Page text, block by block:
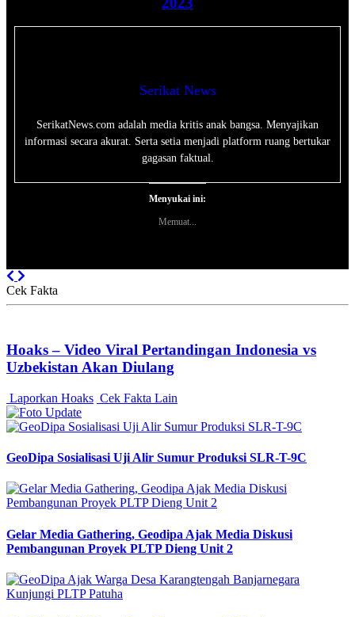
Serikat News
SerikatNews.com adalah media kritis anak bangsa. Menyajikan
informasi secara akurat. Serta setia menjadi platform ruang bertukar
gagasan faktual.
Menyukai ini:
Memuat...
Previous
Cek Fakta
Hoaks – Video Viral Pertandingan Indonesia vs
Uzbekistan Akan Diulang
Laporkan Hoaks Cek Fakta Lain
GeoDipa Sosialisasi Uji Alir Sumur Produksi SLR-T-9C
Gelar Media Gathering, Geodipa Ajak Media Diskusi
Pembangunan Proyek PLTP Dieng Unit 2